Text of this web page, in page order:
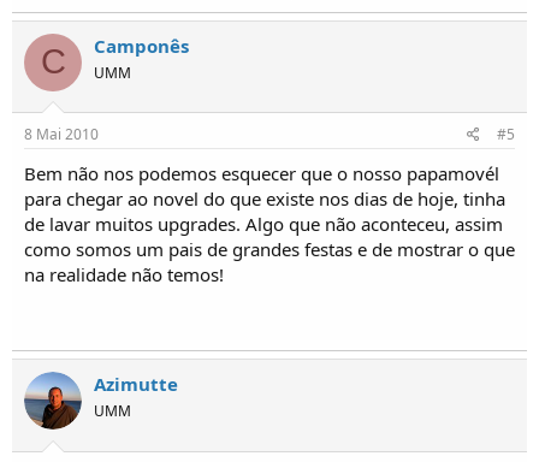
C Camponês
UMM
8 Mai 2010 #5
Bem não nos podemos esquecer que o nosso papamovél
para chegar ao novel do que existe nos dias de hoje, tinha
de lavar muitos upgrades. Algo que não aconteceu, assim
como somos um pais de grandes festas e de mostrar o que
na realidade não temos!
Azimutte
UMM